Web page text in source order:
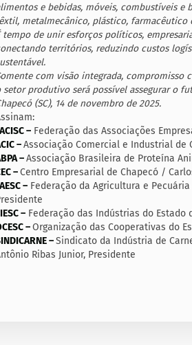
e bebidas, móveis, combustíveis e
metalmecânico, plástico, farmacêutico
tempo de unir esforços políticos,
territórios, reduzindo custos
com visão integrada, compromisso
setor produtivo será possível assegurar o
(SC), 14 de novembro de 2025.
–Federação das Associações
–Associação Comercial e Industrial
–Associação Brasileira de Proteína
–Centro Empresarial de Chapecó /
–Federação da Agricultura e
–Federação das Indústrias do Estado
–Organização das Cooperativas do
–Sindicato da Indústria de
Ribas Junior, Presidente